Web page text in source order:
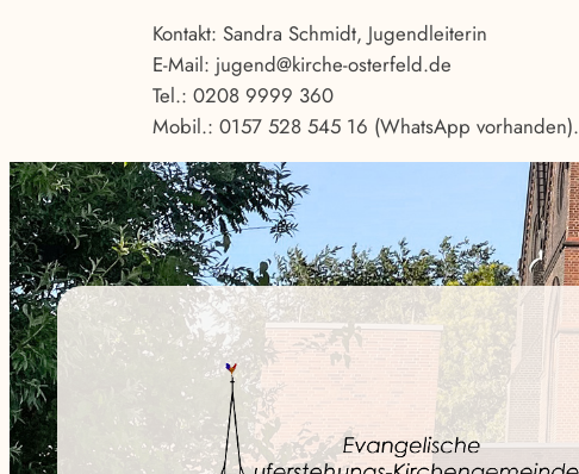
Kontakt: Sandra Schmidt, Jugendleiterin
E-Mail: jugend@kirche-osterfeld.de
Tel.: 0208 9999 360
Mobil.: 0157 528 545 16 (WhatsApp vorhanden).